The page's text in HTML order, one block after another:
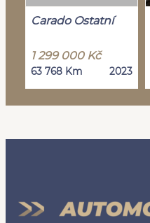
Carado Ostatní
1 299 000 Kč
63 768 Km 2023